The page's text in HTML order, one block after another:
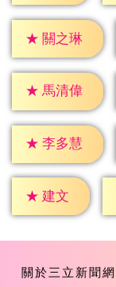
★ 關之琳
★ 馬清偉
★ 李多慧
★ 建文
關於三立新聞網